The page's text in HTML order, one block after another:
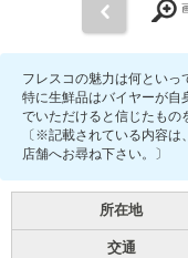
フレスコの魅力は何といっ
特に生鮮品はバイヤーが自
でいただけると信じたもの
〔※記載されている内容
店舗へお尋ね下さい。〕
所在地
交通